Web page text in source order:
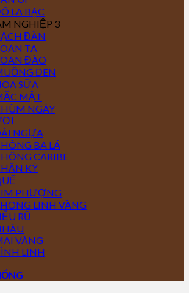
LA BẠC
NGHIỆP 3
ĐÀN
TA
ĐÀO
ĐEN
SỮA
MẬT
NGÂY
NGỰA
BA LÁ
CARIBE
KỲ
PHƯỢNG
LINH VÀNG
RŨ
VÀNG
LINH